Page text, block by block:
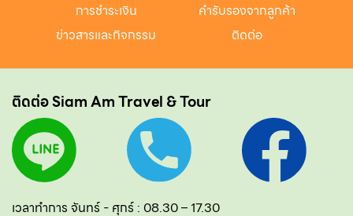
การชำระเงิน
คำรับรองจากลูกค้า
ข่าวสารและกิจกรรม
ติดต่อ
ติดต่อ Siam Am Travel & Tour
เวลาทำการ จันทร์ - ศุกร์ : 08.30 – 17.30